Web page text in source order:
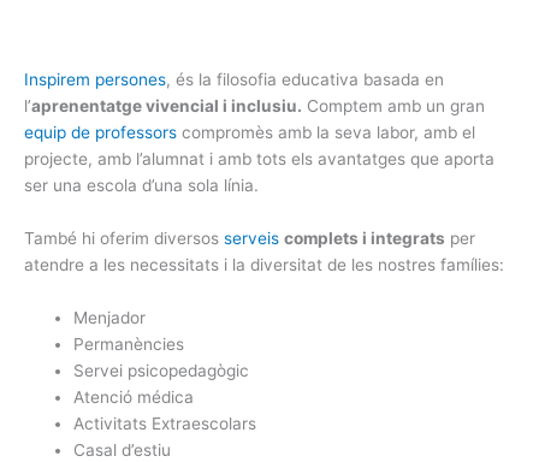
Inspirem persones, és la filosofia educativa basada en
l’aprenentatge vivencial i inclusiu. Comptem amb un gran
equip de professors compromès amb la seva labor, amb el
projecte, amb l’alumnat i amb tots els avantatges que aporta
ser una escola d’una sola línia.
També hi oferim diversos serveis complets i integrats per
atendre a les necessitats i la diversitat de les nostres famílies:
Menjador
Permanències
Servei psicopedagògic
Atenció médica
Activitats Extraescolars
Casal d’estiu